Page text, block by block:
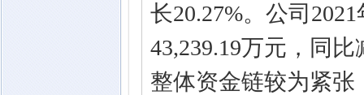
长20.27%。公司
43,239.19万元，同
整体资金链较为紧